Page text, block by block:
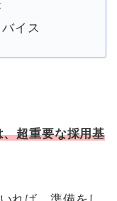
イス
超重要な採用基